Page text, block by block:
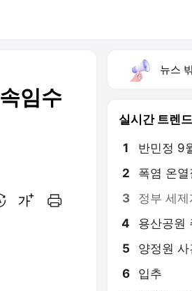
임수
뉴스 밖
실시간 트렌드
1 반민정 9
2 폭염 온
3 정부 세
4 용산공원
5 양정원
6 입추